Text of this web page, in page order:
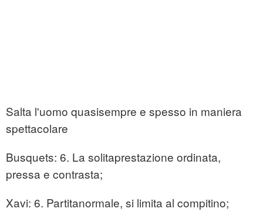
Salta l'uomo quasisempre e spesso in maniera
spettacolare
Busquets: 6. La solitaprestazione ordinata,
pressa e contrasta;
Xavi: 6. Partitanormale, si limita al compitino;